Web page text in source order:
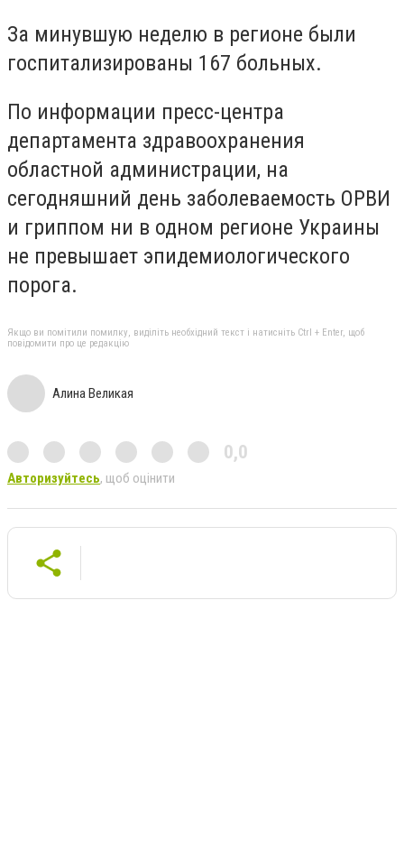
За минувшую неделю в регионе были
госпитализированы 167 больных.
По информации пресс-центра
департамента здравоохранения
областной администрации, на
сегодняшний день заболеваемость ОРВИ
и гриппом ни в одном регионе Украины
не превышает эпидемиологического
порога.
Якщо ви помітили помилку, виділіть необхідний текст і натисніть Ctrl + Enter, щоб
повідомити про це редакцію
Алина Великая
0,0
Авторизуйтесь, щоб оцінити